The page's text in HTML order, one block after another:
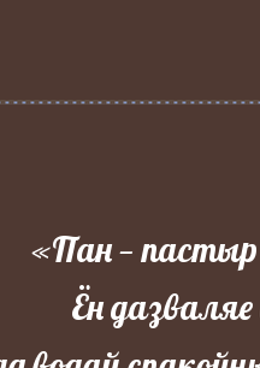
«Пан —
Ён